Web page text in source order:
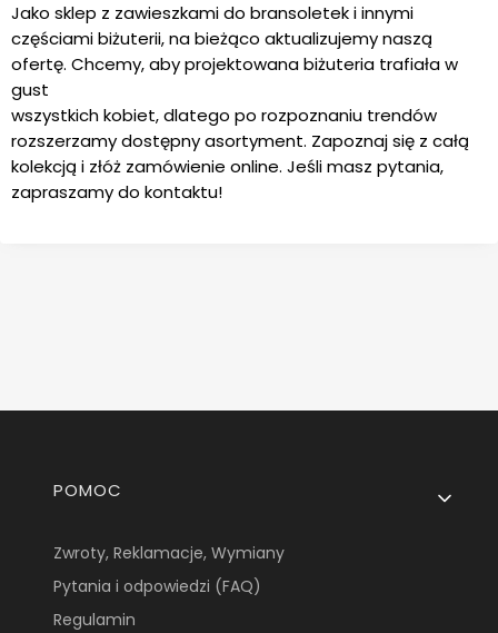
Jako sklep z zawieszkami do bransoletek i innymi
częściami biżuterii, na bieżąco aktualizujemy naszą
ofertę. Chcemy, aby projektowana biżuteria trafiała w
gust
wszystkich kobiet, dlatego po rozpoznaniu trendów
rozszerzamy dostępny asortyment. Zapoznaj się z całą
kolekcją i złóż zamówienie online. Jeśli masz pytania,
zapraszamy do kontaktu!
Linki w stopce
POMOC
Zwroty, Reklamacje, Wymiany
Pytania i odpowiedzi (FAQ)
Regulamin